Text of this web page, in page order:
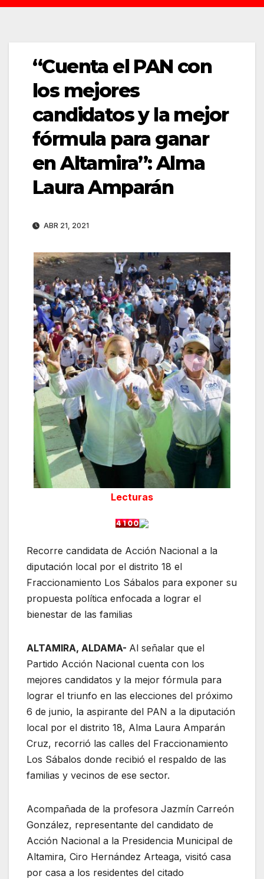
“Cuenta el PAN con
los mejores
candidatos y la mejor
fórmula para ganar
en Altamira’’: Alma
Laura Amparán
ABR 21, 2021
Lecturas
Recorre candidata de Acción Nacional a la
diputación local por el distrito 18 el
Fraccionamiento Los Sábalos para exponer su
propuesta política enfocada a lograr el
bienestar de las familias
ALTAMIRA, ALDAMA- Al señalar que el
Partido Acción Nacional cuenta con los
mejores candidatos y la mejor fórmula para
lograr el triunfo en las elecciones del próximo
6 de junio, la aspirante del PAN a la diputación
local por el distrito 18, Alma Laura Amparán
Cruz, recorrió las calles del Fraccionamiento
Los Sábalos donde recibió el respaldo de las
familias y vecinos de ese sector.
Acompañada de la profesora Jazmín Carreón
González, representante del candidato de
Acción Nacional a la Presidencia Municipal de
Altamira, Ciro Hernández Arteaga, visitó casa
por casa a los residentes del citado